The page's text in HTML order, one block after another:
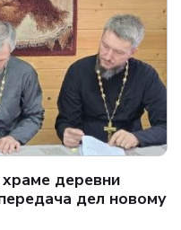
деревни
дел новому